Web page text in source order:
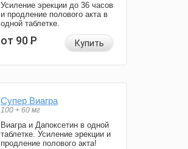
Усиление эрекции до 36 часов
и продление полового акта в
одной таблетке.
от 90Р Купить
Супер Виагра
100 + 60 мг
Виагра и Дапоксетин в одной
таблетке. Усиление эрекции и
продление полового акта!